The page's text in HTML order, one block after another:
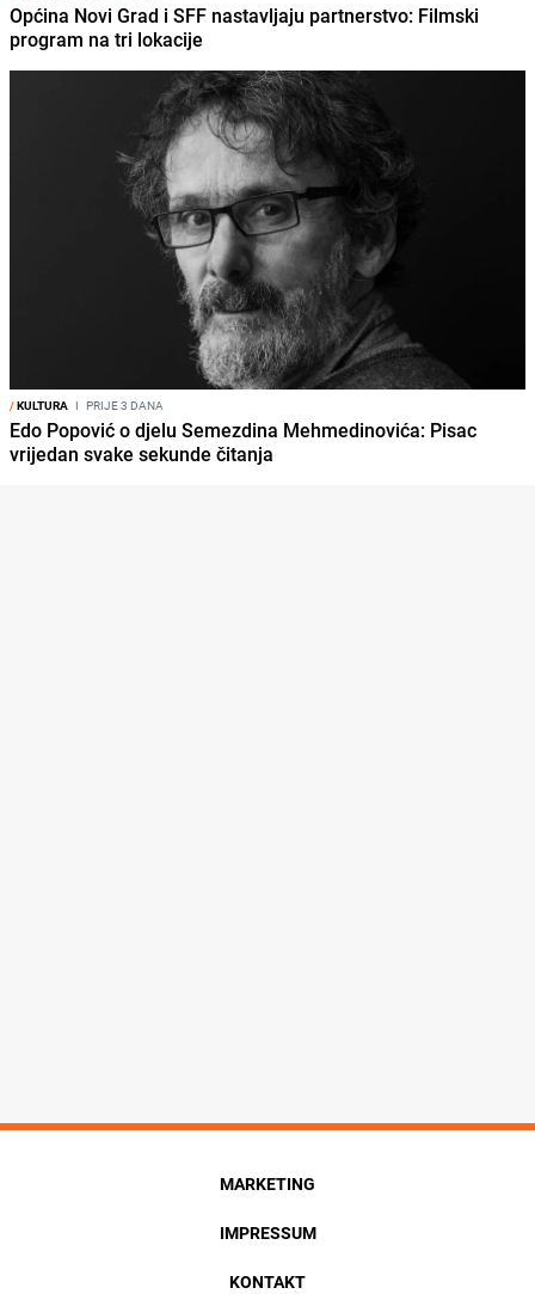
Općina Novi Grad i SFF nastavljaju partnerstvo: Filmski
program na tri lokacije
/KULTURA I PRIJE 3 DANA
Edo Popović o djelu Semezdina Mehmedinovića: Pisac
vrijedan svake sekunde čitanja
MARKETING
IMPRESSUM
KONTAKT